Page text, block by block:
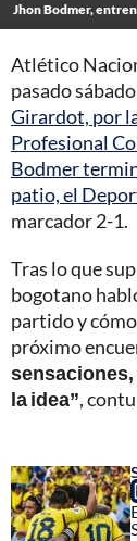
Jhon Bodmer,
Atlético
pasado
Girardot, por
Profesional
Bodmer
patio, el
marcador 2-1.
Tras lo que
bogotano
partido y
próximo
sensaciones,
la idea”,